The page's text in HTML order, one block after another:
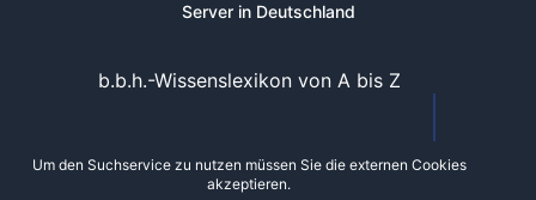
Server in Deutschland
b.b.h.-Wissenslexikon von A bis Z
Um den Suchservice zu nutzen müssen Sie die externen Cookies
akzeptieren.